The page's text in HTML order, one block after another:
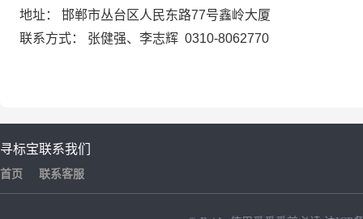
地址：
邯郸市丛台区人民东路77号鑫岭大厦
联系方式：
张健强、李志辉 0310-8062770
寻标宝
首页
联系我们
联系客服